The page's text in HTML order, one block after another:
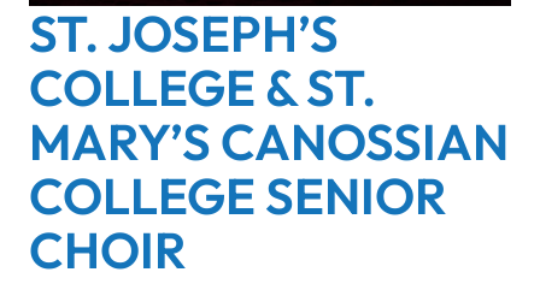
ST. JOSEPH’S
COLLEGE & ST.
MARY’S CANOSSIAN
COLLEGE SENIOR
CHOIR